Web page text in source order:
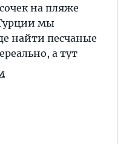
на пляже
мы
найти песчаные
а тут